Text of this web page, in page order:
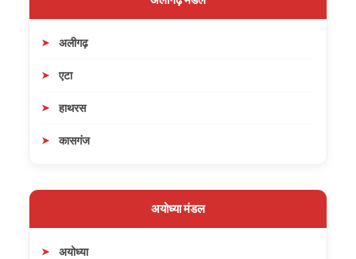
अलीगढ़
एटा
हाथरस
कासगंज
अयोध्या मंडल
अयोध्या